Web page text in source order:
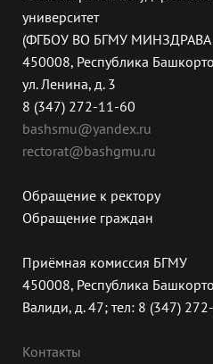
университет
(ФГБОУ ВО БГМУ
450008, Республика
ул. Ленина, д. 3
8 (347) 272-11-60
bashsmu@yandex.ru
rectorat@bashgmu.ru
Обращение к ректору
Обращение граждан
Приёмная комиссия БГМУ
450008, Республика
Валиди, д. 47; тел: 8 (347)
Контакты